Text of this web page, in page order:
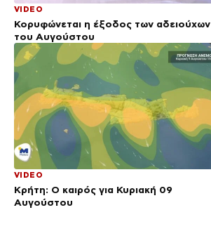
VIDEO
Κορυφώνεται η έξοδος των αδειούχων
του Αυγούστου
VIDEO
Κρήτη: Ο καιρός για Κυριακή 09
Αυγούστου